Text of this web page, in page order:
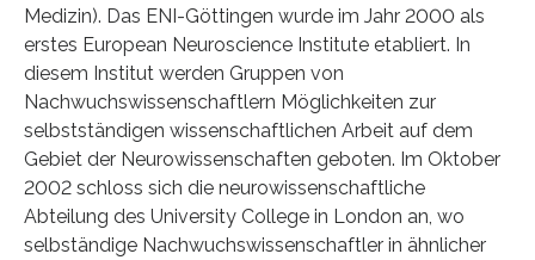
Medizin). Das ENI-Göttingen wurde im Jahr 2000 als
erstes European Neuroscience Institute etabliert. In
diesem Institut werden Gruppen von
Nachwuchswissenschaftlern Möglichkeiten zur
selbstständigen wissenschaftlichen Arbeit auf dem
Gebiet der Neurowissenschaften geboten. Im Oktober
2002 schloss sich die neurowissenschaftliche
Abteilung des University College in London an, wo
selbständige Nachwuchswissenschaftler in ähnlicher